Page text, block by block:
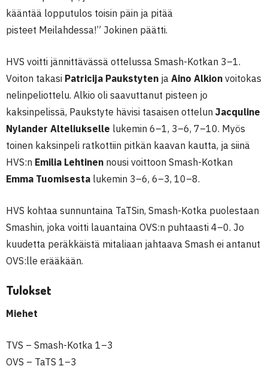
kääntää lopputulos toisin päin ja pitää
pisteet Meilahdessa!” Jokinen päätti.
HVS voitti jännittävässä ottelussa Smash-Kotkan 3–1.
Voiton takasi Patricija Paukstyten ja Aino Alkion voitokas
nelinpeliottelu. Alkio oli saavuttanut pisteen jo
kaksinpelissä, Paukstyte hävisi tasaisen ottelun Jacquline
Nylander Alteliukselle lukemin 6–1, 3–6, 7–10. Myös
toinen kaksinpeli ratkottiin pitkän kaavan kautta, ja siinä
HVS:n Emilia Lehtinen nousi voittoon Smash-Kotkan
Emma Tuomisesta lukemin 3–6, 6–3, 10–8.
HVS kohtaa sunnuntaina TaTSin, Smash-Kotka puolestaan
Smashin, joka voitti lauantaina OVS:n puhtaasti 4–0. Jo
kuudetta peräkkäistä mitaliaan jahtaava Smash ei antanut
OVS:lle erääkään.
Tulokset
Miehet
TVS – Smash-Kotka 1–3
OVS – TaTS 1–3